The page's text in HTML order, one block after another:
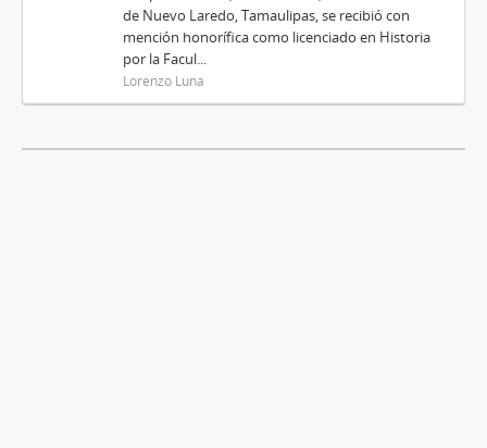
de Nuevo Laredo, Tamaulipas, se recibió con
mención honorífica como licenciado en Historia
por la Facul...
Lorenzo Luna